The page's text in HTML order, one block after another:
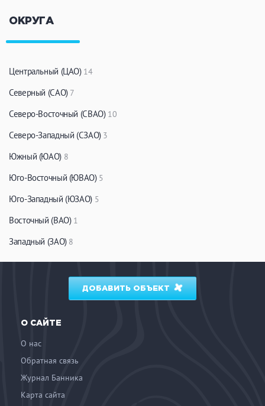
Удобства
На берегу водоема
Детская комната
Сеновал
ОКРУГА
Центральный (ЦАО) 14
Северный (САО) 7
Северо-Восточный (СВАО) 10
Северо-Западный (СЗАО) 3
Южный (ЮАО) 8
Юго-Восточный (ЮВАО) 5
Юго-Западный (ЮЗАО) 5
Восточный (ВАО) 1
Западный (ЗАО) 8
ДОБАВИТЬ ОБЪЕКТ
О САЙТЕ
О нас
Обратная связь
Журнал Банника
Карта сайта